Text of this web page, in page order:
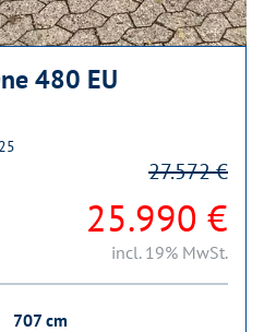
480 EU
25.990 €
27.572 €
incl. 19% MwSt.
707 cm